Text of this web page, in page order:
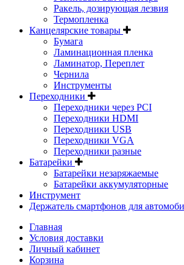
Ракель, дозирующая лезвия
Термопленка
Канцелярские товары
Бумага
Ламинационная пленка
Ламинатор, Переплет
Чернила
Инструменты
Переходники
Переходники через PCI
Переходники HDMI
Переходники USB
Переходники VGA
Переходники разные
Батарейки
Батарейки незаряжаемые
Батарейки аккумуляторные
Инструмент
Держатель смартфонов для
Главная
Условия доставки
Личный кабинет
Корзина